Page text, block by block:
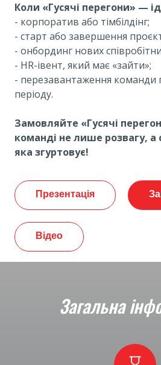
Коли «Гусячі перегони» —
- корпоратив або тімбілдінг;
- старт або завершення
- онбординг нових
- HR-івент, який має «зайти»;
- перезавантаження команди
періоду.
Замовляйте «Гусячі
команді не лише розвагу, а
яка згуртовує!
Презентація
Відео
Загальна